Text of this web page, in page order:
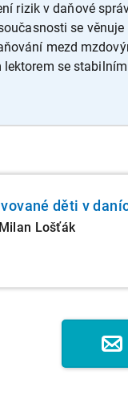
rizik v daňové
se
mezd
se
děti v
Lošťák